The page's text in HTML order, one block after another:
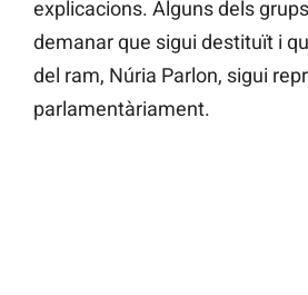
explicacions. Alguns dels
demanar que sigui destituït i
del ram, Núria Parlon, sigui
parlamentàriament.